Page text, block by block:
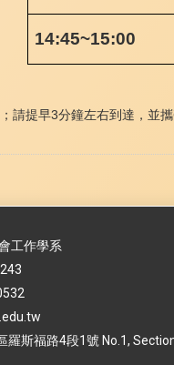
14:45~15:00
請提早3分鐘左右到達，並
工作學系
羅斯福路4段1號 No.1,